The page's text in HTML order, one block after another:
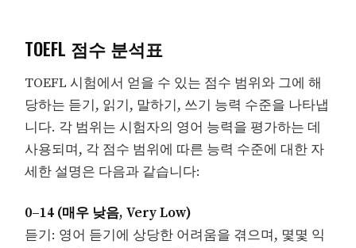
TOEFL 점수 분석표
TOEFL 시험에서 얻을 수 있는 점수 범위와 그에 해
당하는 듣기, 읽기, 말하기, 쓰기 능력 수준을 나타냅
니다. 각 범위는 시험자의 영어 능력을 평가하는 데
사용되며, 각 점수 범위에 따른 능력 수준에 대한 자
세한 설명은 다음과 같습니다:
0–14 (매우 낮음, Very Low)
듣기: 영어 듣기에 상당한 어려움을 겪으며, 몇몇 익